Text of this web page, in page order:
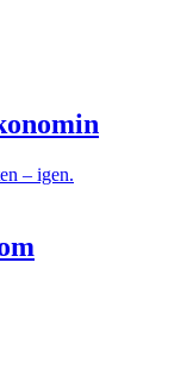
– igen.